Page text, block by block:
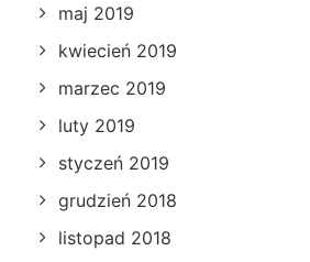
maj 2019
kwiecień 2019
marzec 2019
luty 2019
styczeń 2019
grudzień 2018
listopad 2018